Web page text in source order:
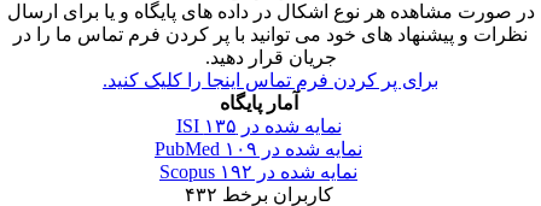
صورت مشاهده هر نوع اشکال در داده های پایگاه و یا برای ارسال
نظرات و پیشنهاد های خود می توانید با پر کردن فرم تماس ما را در
جریان قرار دهید.
برای پر کردن فرم تماس اینجا را کلیک کنید.
آمار پایگاه
نمایه شده در ISI۱۳۵
نمایه شده در PubMed۱۰۹
نمایه شده در Scopus۱۹۲
کاربران برخط۴۳۲